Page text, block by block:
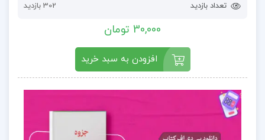
تعداد بازدید 302 بازدید
30,000 تومان
افزودن به سبد خرید